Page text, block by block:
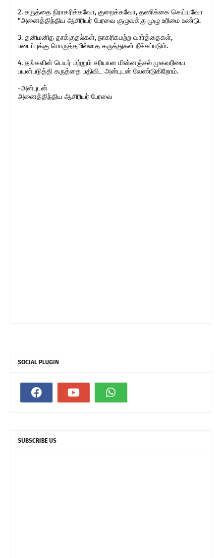
2. கருத்தை நிராகரிக்கவோ, குறைக்கவோ, தணிக்கை செய்யவோ
"அனைத்திந்திய ஆசிரியர் பேரவை குழுவுக்கு முழு உரிமை உண்டு.
3. தனிமனித தாக்குதல்கள், நாகரிகமற்ற வார்த்தைகள்,
படைப்புக்கு பொருத்தமில்லாத கருத்துகள் நீக்கப்படும்.
4. தங்களின் பெயர் மற்றும் சரியான மின்னஞ்சல் முகவரியை
பயன்படுத்தி கருத்தை பதிவிட அன்புடன் வேண்டுகிறோம்.
-அன்புடன்
அனைத்திந்திய ஆசிரியர் பேரவை
SOCIAL PLUGIN
SUBSCRIBE US